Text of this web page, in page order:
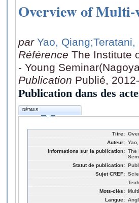
Overview of
par Yao, Qiang
Référence The Institute
- Young
Publication Publié,
Publication dans des
DÉTAILS
Titre:
Auteur:
Informations sur la publication: The
Statut de publication:
Sujet CREF:
Mots-clés:
Langue: